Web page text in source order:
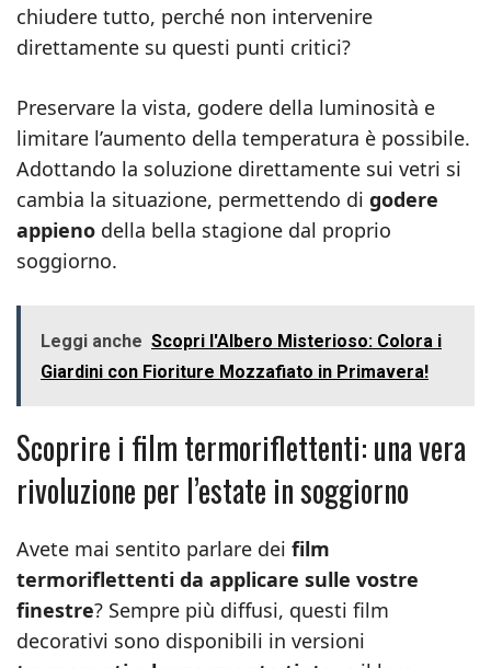
chiudere tutto, perché non intervenire
direttamente su questi punti critici?
Preservare la vista, godere della luminosità e
limitare l’aumento della temperatura è possibile.
Adottando la soluzione direttamente sui vetri si
cambia la situazione, permettendo di godere
appieno della bella stagione dal proprio
soggiorno.
Leggi anche Scopri l'Albero Misterioso: Colora i
Giardini con Fioriture Mozzafiato in Primavera!
Scoprire i film termoriflettenti: una vera
rivoluzione per l’estate in soggiorno
Avete mai sentito parlare dei film
termoriflettenti da applicare sulle vostre
finestre? Sempre più diffusi, questi film
decorativi sono disponibili in versioni